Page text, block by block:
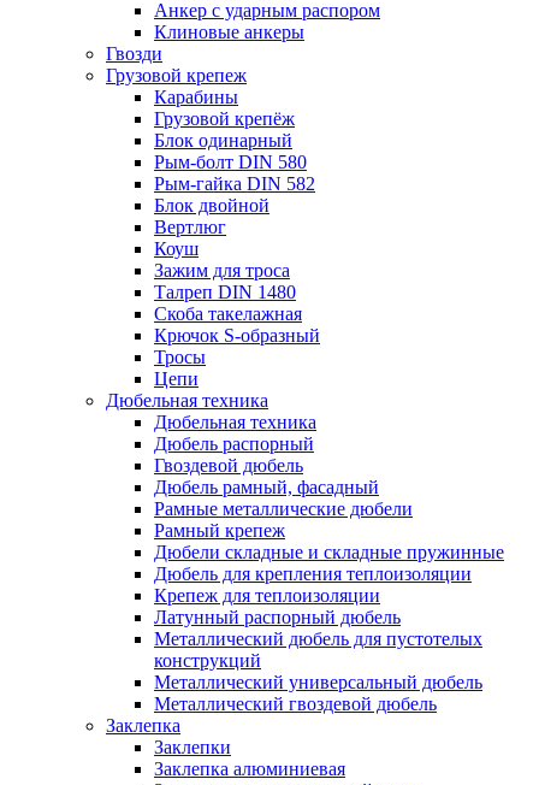
Анкер с ударным распором
Клиновые анкеры
Гвозди
Грузовой крепеж
Карабины
Грузовой крепёж
Блок одинарный
Рым-болт DIN 580
Рым-гайка DIN 582
Блок двойной
Вертлюг
Коуш
Зажим для троса
Талреп DIN 1480
Скоба такелажная
Крючок S-образный
Тросы
Цепи
Дюбельная техника
Дюбельная техника
Дюбель распорный
Гвоздевой дюбель
Дюбель рамный, фасадный
Рамные металлические дюбели
Рамный крепеж
Дюбели складные и складные пружинные
Дюбель для крепления теплоизоляции
Крепеж для теплоизоляции
Латунный распорный дюбель
Металлический дюбель для пустотелых
конструкций
Металлический универсальный дюбель
Металлический гвоздевой дюбель
Заклепка
Заклепки
Заклепка алюминиевая